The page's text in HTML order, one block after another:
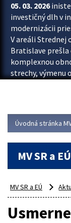
05. 03. 2026
investičný dlh v
modernizácii
V areáli Strednej
Bratislave prešla
komplexnou
strechy, výmenu
aj interiéru, kde
Viac
Úvodná stránka
MV SR a EÚ
MV SR a EÚ